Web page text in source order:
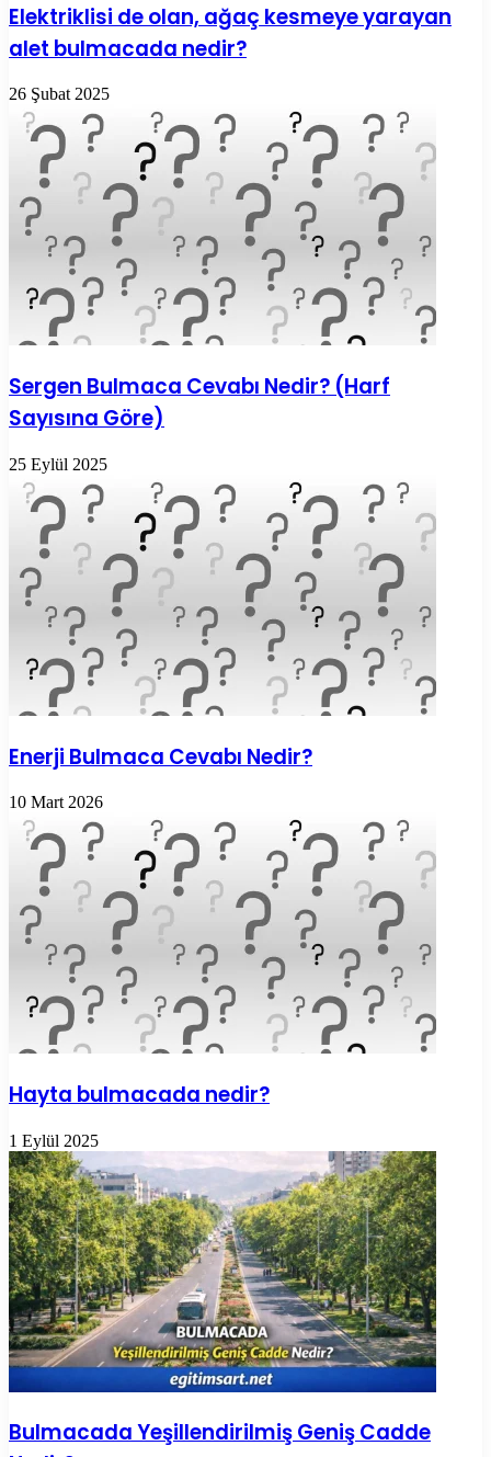
Elektriklisi de olan, ağaç kesmeye yarayan
alet bulmacada nedir?
26 Şubat 2025
Sergen Bulmaca Cevabı Nedir? (Harf
Sayısına Göre)
25 Eylül 2025
Enerji Bulmaca Cevabı Nedir?
10 Mart 2026
Hayta bulmacada nedir?
1 Eylül 2025
Bulmacada Yeşillendirilmiş Geniş Cadde